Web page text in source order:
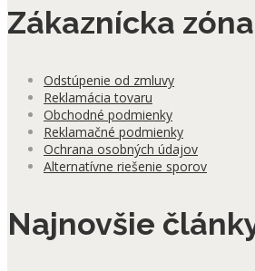
Zákaznícka zóna
Odstúpenie od zmluvy
Reklamácia tovaru
Obchodné podmienky
Reklamačné podmienky
Ochrana osobných údajov
Alternatívne riešenie sporov
Najnovšie